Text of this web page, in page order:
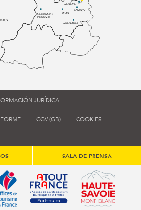
CLERMONT-
FERRAND
LYON
ANNECY
GRENOBLE
GENÈVE
JURÍDICA
CGV (GB) COOKIES
SALA DE PRENSA
(s'ouvre dans une nouvelle fenêtre)
Office de tourisme de France (s'ouvre
Atout France (s'ouvre dans